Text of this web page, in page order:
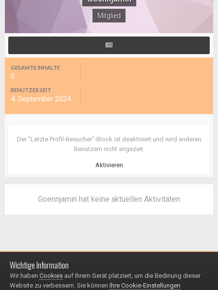
Mitglied
GESAMTE INHALTE
0
BENUTZER SEIT
4. September 2024
Der "Letzte Profil-Besucher"-Block ist deaktiviert und wird anderen
Benutzern nicht angezeit.
Aktivieren
Goennjamin hat keine aktuellen Aktivitäten
Impressum / Datenschutzerklärung
© 1999 - 2025
Wichtige Information
Wir haben Cookies auf Ihrem Gerät platziert, um die Bedinung dieser
Website zu verbessern. Sie können Ihre Cookie-Einstellungen